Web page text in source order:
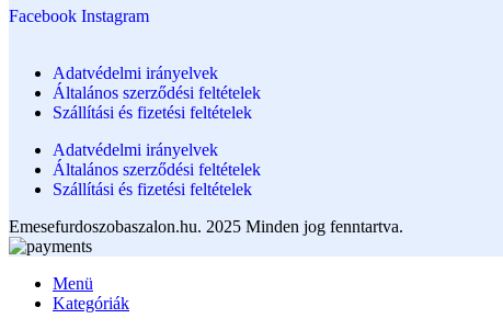
Facebook Instagram
Adatvédelmi irányelvek
Általános szerződési feltételek
Szállítási és fizetési feltételek
Adatvédelmi irányelvek
Általános szerződési feltételek
Szállítási és fizetési feltételek
Emesefurdoszobaszalon.hu. 2025 Minden jog fenntartva.
Menü
Kategóriák